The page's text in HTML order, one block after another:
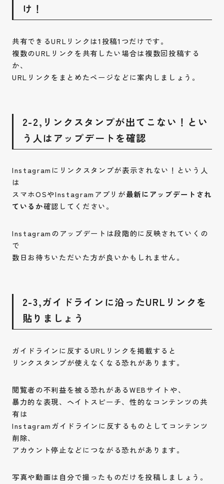
け！
共有できるURLリンクは1投稿1つだけです。
複数のURLリンクを共有したい場合は複数回投稿する
か、
URLリンクをまとめたページなどに案内しましょう。
2-2,リンクスタンプが出てこない！とい
う人はアップデートを確認
Instagramにリンクスタンプが表示されない！という人
は
スマホOSやInstagramアプリが最新にアップデートされ
ているか確認してください。
Instagramのアップデートは段階的に反映されていくの
で
数日お待ちいただいた方が良いかもしれません。
2-3,ガイドラインに沿ったURLリンクを
貼りましょう
ガイドラインに反するURLリンクを掲載すると
リンクスタンプが使えなくなる恐れがあります。
閲覧者の不利益を被る恐れがあるWEBサイトや、
暴力的な表現、ヘイトスピーチ、性的なコンテンツの共
有は
Instagramガイドラインに反するものとしてコンテンツ
削除、
アカウント停止などにつながる恐れがあります。
写真や動画は自分で撮ったものだけを投稿しましょう。